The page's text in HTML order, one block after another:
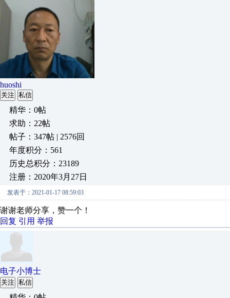
huoshi
关注 私信
精华：0帖
求助：22帖
帖子：347帖 | 2576回
年度积分：561
历史总积分：23189
注册：2020年3月27日
发表于：2021-01-17 08:59:03
谢谢老师分享，赞一个！
回复 引用 举报
电子小博士
关注 私信